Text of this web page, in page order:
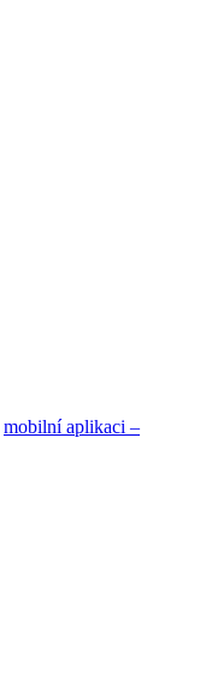
mobilní aplikaci –